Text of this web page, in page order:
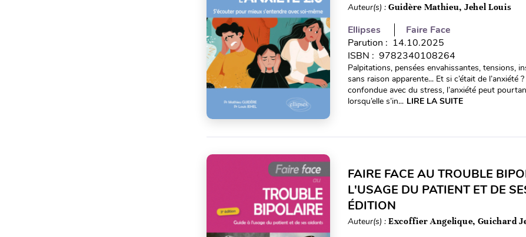
Auteur(s) : Guidère Mathieu, Jehel Louis
Ellipses
Faire Face
Parution : 14.10.2025
ISBN : 9782340108264
Palpitations, pensées envahissantes, tensions,
sans raison apparente... Et si c’était de l’anxiété
confondue avec du stress, l’anxiété peut
lorsqu’elle s’in... LIRE LA SUITE
FAIRE FACE AU TROUBLE
L'USAGE DU PATIENT ET DE
ÉDITION
Auteur(s) : Excoffier Angelique, Guichard